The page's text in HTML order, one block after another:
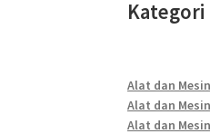
Alat dan
Alat dan
Alat dan